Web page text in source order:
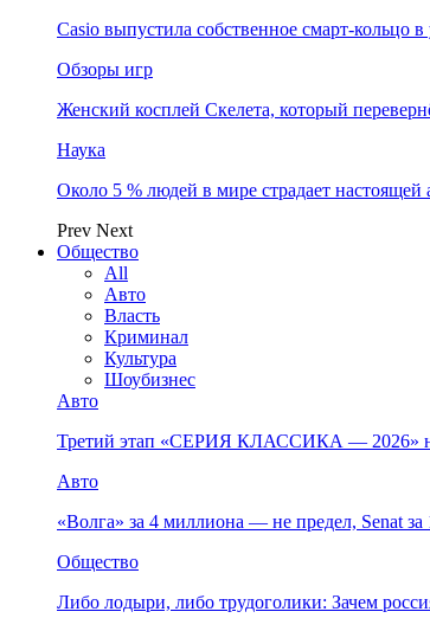
Casio выпустила собственное смарт-кольцо
Обзоры игр
Женский косплей Скелета, который
Наука
Около 5 % людей в мире страдает
Prev Next
Общество
All
Авто
Власть
Криминал
Культура
Шоубизнес
Авто
Третий этап «СЕРИЯ КЛАССИКА — 2026»
Авто
«Волга» за 4 миллиона — не предел, Senat
Общество
Либо лодыри, либо трудоголики: Зачем